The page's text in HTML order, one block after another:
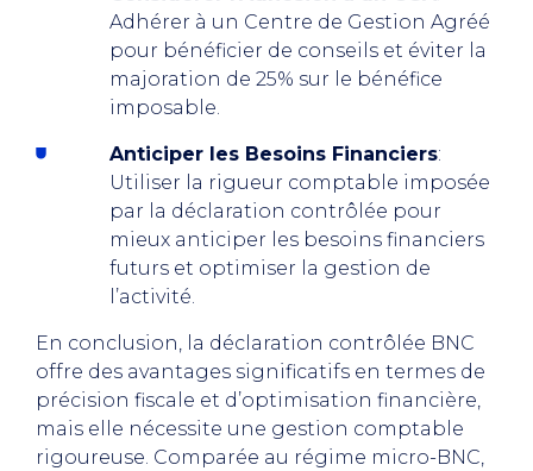
Adhérer à un Centre de Gestion Agréé
pour bénéficier de conseils et éviter la
majoration de 25% sur le bénéfice
imposable.
Anticiper les Besoins Financiers:
Utiliser la rigueur comptable imposée
par la déclaration contrôlée pour
mieux anticiper les besoins financiers
futurs et optimiser la gestion de
l’activité.
En conclusion, la déclaration contrôlée BNC
offre des avantages significatifs en termes de
précision fiscale et d’optimisation financière,
mais elle nécessite une gestion comptable
rigoureuse. Comparée au régime micro-BNC,